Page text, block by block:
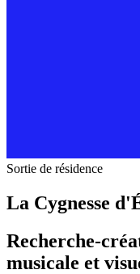
Sortie de résidence
La Cygnesse
Recherche-
musicale et